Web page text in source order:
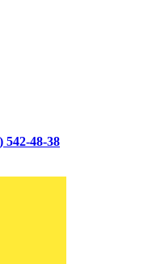
542-48-38